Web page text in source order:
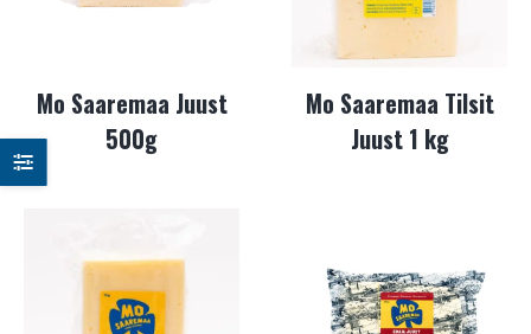
Mo Saaremaa Juust
500g
Mo Saaremaa Tilsit
Juust 1 kg